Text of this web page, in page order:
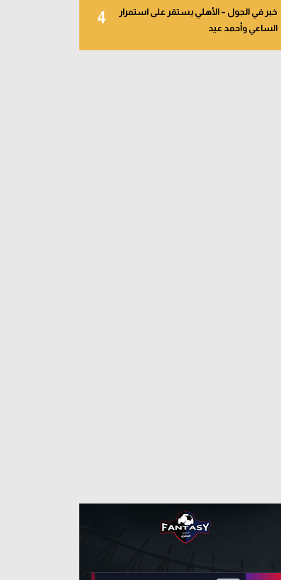
4
خبر في الجول – الأهلي يستقر على استمرار
الساعي وأحمد عيد